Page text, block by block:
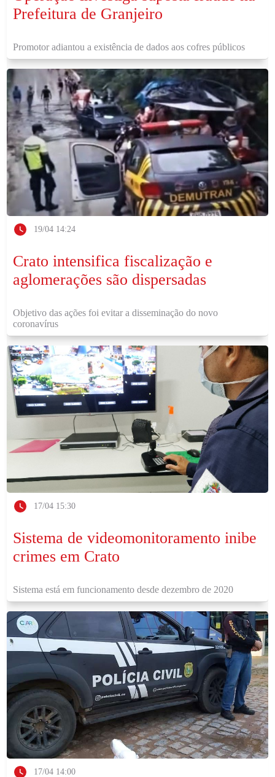
Prefeitura de Granjeiro
Promotor adiantou a existência de dados aos cofres públicos
19/04 14:24
Crato intensifica fiscalização e
aglomerações são dispersadas
Objetivo das ações foi evitar a disseminação do novo
coronavírus
17/04 15:30
Sistema de videomonitoramento inibe
crimes em Crato
Sistema está em funcionamento desde dezembro de 2020
17/04 14:00